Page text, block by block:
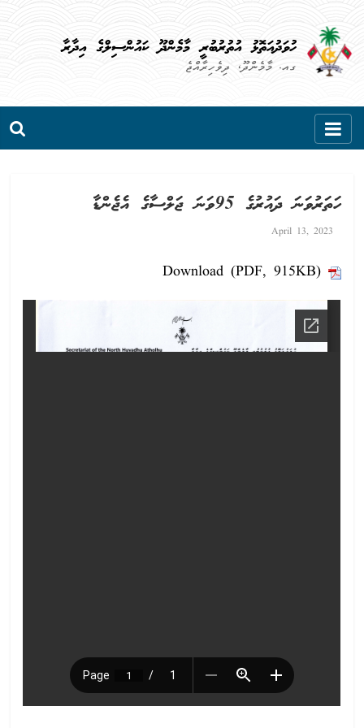
Skip
ހުވަދުއަތޮޅު އުތުރުބުރީ މާމެންދޫ ކައުންސިލްގެ އިދާރާ
ގއ. މާމެންދޫ، ދިވެހިރާއްޖެ
ހަތަރުވަނަ ދައުރުގެ 95ވަނަ ޖަލްސާގެ އެޖެންޑާ
April 13, 2023
Download (PDF, 915KB)